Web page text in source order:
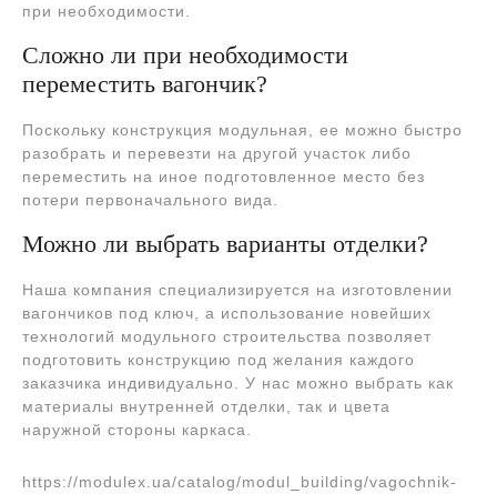
при необходимости.
Сложно ли при необходимости
переместить вагончик?
Поскольку конструкция модульная, ее можно быстро
разобрать и перевезти на другой участок либо
переместить на иное подготовленное место без
потери первоначального вида.
Можно ли выбрать варианты отделки?
Наша компания специализируется на изготовлении
вагончиков под ключ, а использование новейших
технологий модульного строительства позволяет
подготовить конструкцию под желания каждого
заказчика индивидуально. У нас можно выбрать как
материалы внутренней отделки, так и цвета
наружной стороны каркаса.
https://modulex.ua/catalog/modul_building/vagochnik-